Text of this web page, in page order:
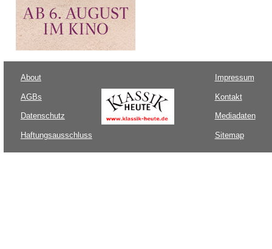
About
AGBs
Datenschutz
Haftungsausschluss
Impressum
Kontakt
Mediadaten
Sitemap